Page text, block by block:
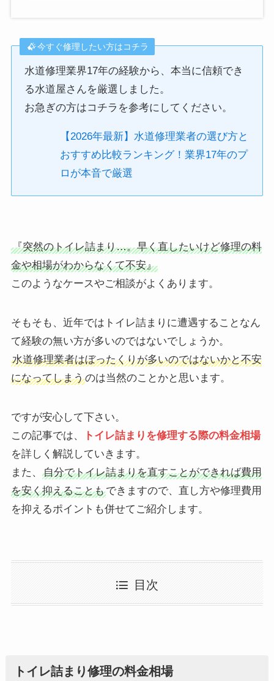
今すぐ修理したい方はコチラ
水道修理業界17年の経験から、本当に信頼でき
る水道屋さんを厳選しました。
お急ぎの方はコチラを参考にしてください。
【2026年最新】水道修理業者の選び方と
おすすめ比較ランキング！業界17年のプ
ロが本音で厳選
『突然のトイレ詰まり…。早く直したいけど修理の料
金や相場がわからなくて不安』
このようなケースやご相談がよくあります。
そもそも、近年ではトイレ詰まりに遭遇することなん
て経験の無い方が多いのではないでしょうか。
水道修理業者はぼったくりが多いのではないかと不安
になってしまうのは当然のことかと思います。
ですが安心して下さい。
この記事では、
トイレ詰まりを修理する際の料金相場
を詳しく解説していきます。
また、
自分でトイレ詰まりを直すことができれば費用
を安く抑えることもできますので、直し方や修理費用
を抑えるポイントも併せてご紹介します。
目次
トイレ詰まり修理の料金相場